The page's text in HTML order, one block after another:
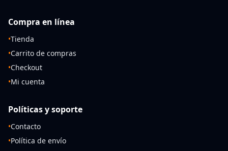
Compra en línea
•Tienda
•Carrito de compras
•Checkout
•Mi cuenta
Políticas y soporte
•Contacto
•Política de envío